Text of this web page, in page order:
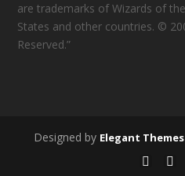
are trademarks of Wizards of
States and other countries. ©
Reserved.”
Designed by Elegant Themes